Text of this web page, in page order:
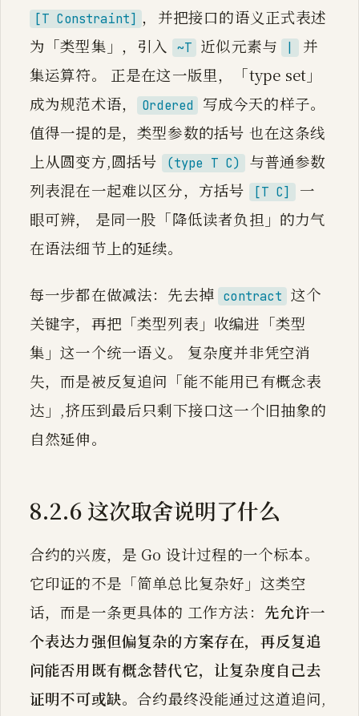
[T Constraint] ，并把接口的语义正式表述
为「类型集」，引入
~T 近似元素与
并
集运算符。 正是在这一版里，「type set」
成为规范术语， Ordered
写成今天的样子。
值得一提的是，类型参数的括号 也在这条线
上从圆变方,圆括号
(type T C) 与普通参数
列表混在一起难以区分，方括号
[T C] 一
眼可辨， 是同一股「降低读者负担」的力气
在语法细节上的延续。
每一步都在做减法：先去掉 contract 这个
关键字，再把「类型列表」收编进「类型
集」这一个统一语义。 复杂度并非凭空消
失，而是被反复追问「能不能用已有概念表
达」,挤压到最后只剩下接口这一个旧抽象的
自然延伸。
8.2.6 这次取舍说明了什么
合约的兴废，是 Go 设计过程的一个标本。
它印证的不是「简单总比复杂好」这类空
话，而是一条更具体的 工作方法： 先允许一
个表达力强但偏复杂的方案存在，再反复追
问能否用既有概念替代它，让复杂度自己去
证明不可或缺。合约最终没能通过这道追问,